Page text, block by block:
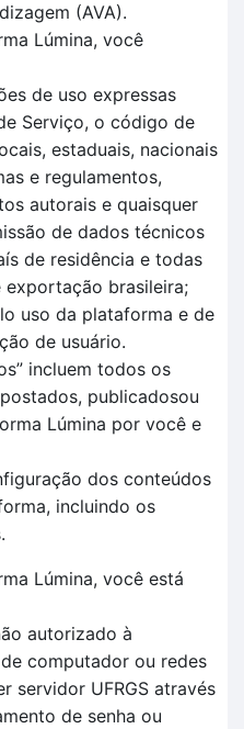
(AVA).
Lúmina, você
de uso expressas
Serviço, o código de
estaduais, nacionais
e regulamentos,
autorais e quaisquer
de dados técnicos
de residência e todas
brasileira;
uso da plataforma e de
de usuário.
incluem todos os
publicadosou
Lúmina por você e
dos conteúdos
incluindo os
Lúmina, você está
autorizado à
computador ou redes
servidor UFRGS através
de senha ou